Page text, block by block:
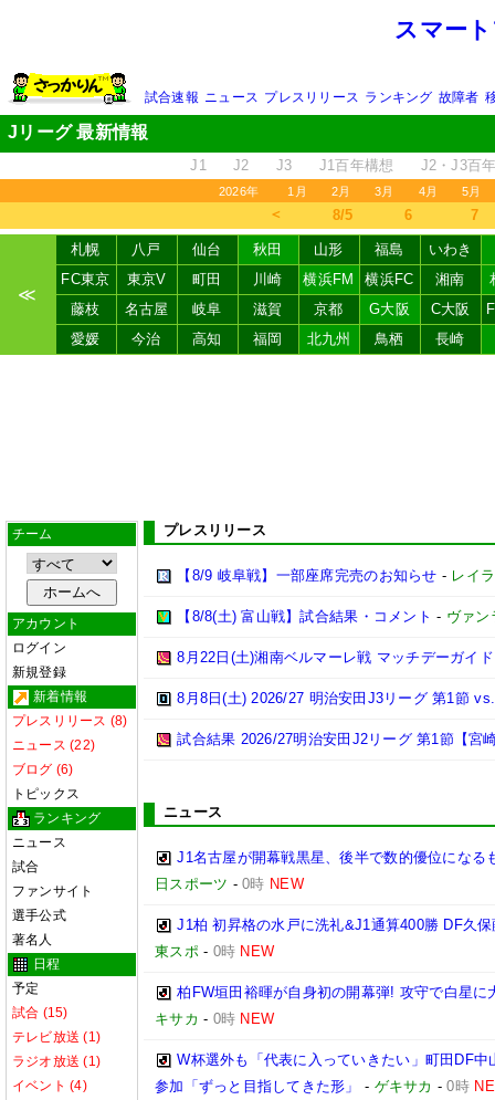
スマー
試合速報 ニュース プレスリリース ランキング 故障者
Jリーグ 最新情報
J1 J2 J3 J1百年構想 J2・J3百
2026年 1月 2月 3月 4月 5月
＜ 8/5 6 7
≪
札幌 八戸 仙台 秋田 山形 福島
いわき
FC東京
東京V 町田 川崎 横浜FM 横浜FC 湘南
藤枝
名古屋 岐阜 滋賀 京都 G大阪 C大阪
愛媛
今治 高知 福岡 北九州 鳥栖 長崎
チーム
アカウント
ログイン
新規登録
新着情報
プレスリリース (8)
ニュース (22)
ブログ (6)
トピックス
ランキング
ニュース
試合
ファンサイト
選手公式
著名人
日程
予定
試合 (15)
テレビ放送 (1)
ラジオ放送 (1)
イベント (4)
プレスリリース
【8/9 岐阜戦】一部座席完売のお知らせ - レイ
【8/8(土) 富山戦】試合結果・コメント - ヴァン
8月22日(土)湘南ベルマーレ戦 マッチデーガイド
8月8日(土) 2026/27 明治安田J3リーグ 第1節
試合結果 2026/27明治安田J2リーグ 第1節【宮
ニュース
J1名古屋が開幕戦黒星、後半で数的優位にな
日スポーツ -0時 NEW
J1柏 初昇格の水戸に洗礼&J1通算400勝 DF久
東スポ- 0時 NEW
柏FW垣田裕暉が自身初の開幕弾! 攻守で白星
キサカ - 0時 NEW
W杯選外も「代表に入っていきたい」町田DF
参加「ずっと目指してきた形」
- ゲキサカ -0時